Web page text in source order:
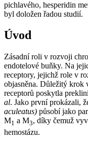
pichlavého, hesperidin
byl doložen řadou studií.
Úvod
Zásadní roli v rozvoji
endotelové buňky. Na
receptory, jejichž role v
objasněna. Důležitý krok
receptorů poskytla
al. Jako první prokázali,
aculeatus) působí jako
M1 a M3, díky čemuž
hemostázu.